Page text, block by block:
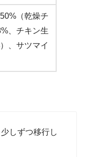
（乾燥チ
、チキン生
、サツマイ
しずつ移行し